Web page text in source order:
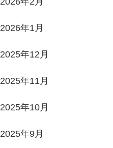
2026年1月
2025年12月
2025年11月
2025年10月
2025年9月